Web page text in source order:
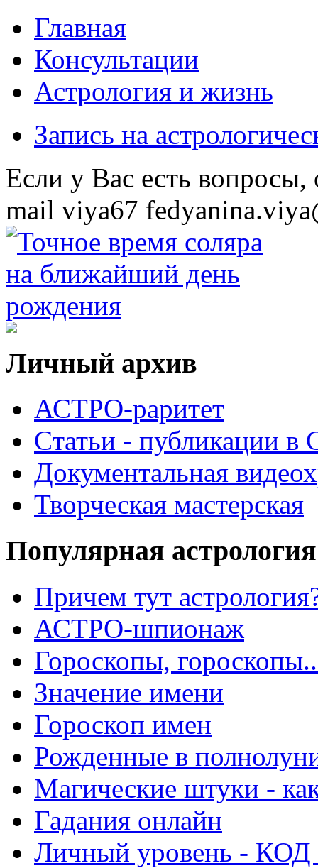
Главная
Консультации
Астрология и жизнь
Запись на
Eсли у Вас есть
mail viya67
Личный архив
АСТРО-раритет
Cтатьи - публикации
Документальная
Творческая мастерская
Популярная астрология
Причем тут
АСТРО-шпионаж
Гороскопы,
Значение имени
Гороскоп имен
Рожденные в
Магические штуки -
Гадания онлайн
Личный уровень - КОД